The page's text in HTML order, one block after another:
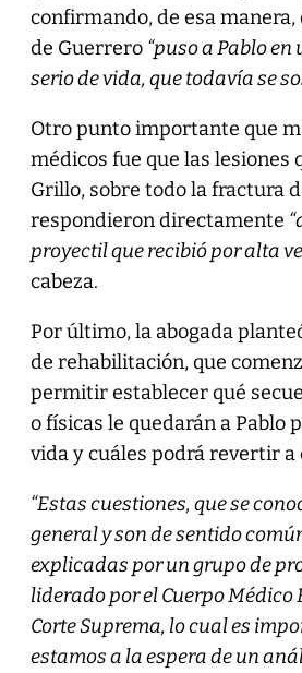
confirmando, de esa manera,
de Guerrero “puso a Pablo
serio de vida, que todavía se
Otro punto importante que
médicos fue que las lesiones
Grillo, sobre todo la fractura
respondieron directamente
proyectil que recibió por alta
cabeza.
Por último, la abogada
de rehabilitación, que
permitir establecer qué
o físicas le quedarán a Pablo
vida y cuáles podrá revertir a
“Estas cuestiones, que se
general y son de sentido
explicadas por un grupo de
liderado por el Cuerpo Médico
Corte Suprema, lo cual es
estamos a la espera de un